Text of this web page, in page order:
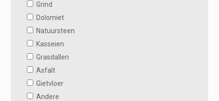
Grind
Dolomiet
Natuursteen
Kasseien
Grasdallen
Asfalt
Gietvloer
Andere